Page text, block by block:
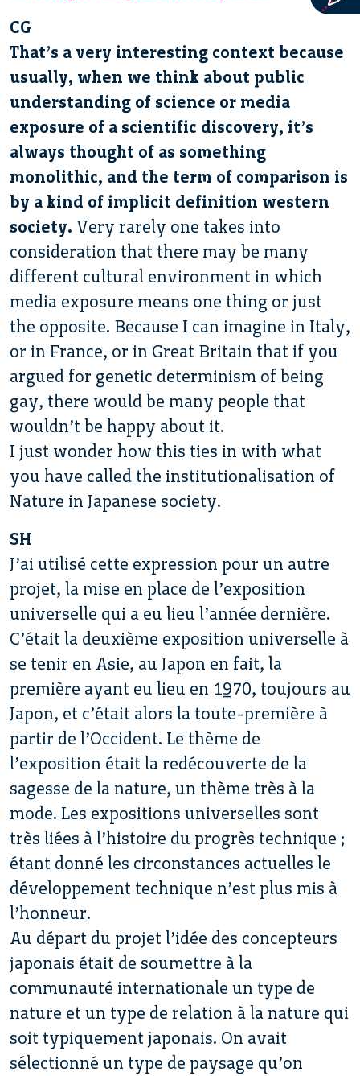
CG
That’s a very interesting context because
usually, when we think about public
understanding of science or media
exposure of a scientific discovery, it’s
always thought of as something
monolithic, and the term of comparison is
by a kind of implicit definition western
society. Very rarely one takes into
consideration that there may be many
different cultural environment in which
media exposure means one thing or just
the opposite. Because I can imagine in Italy,
or in France, or in Great Britain that if you
argued for genetic determinism of being
gay, there would be many people that
wouldn’t be happy about it.
I just wonder how this ties in with what
you have called the institutionalisation of
Nature in Japanese society.
SH
J’ai utilisé cette expression pour un autre
projet, la mise en place de l’exposition
universelle qui a eu lieu l’année dernière.
C’était la deuxième exposition universelle à
se tenir en Asie, au Japon en fait, la
première ayant eu lieu en 1970, toujours au
Japon, et c’était alors la toute-première à
partir de l’Occident. Le thème de
l’exposition était la redécouverte de la
sagesse de la nature, un thème très à la
mode. Les expositions universelles sont
très liées à l’histoire du progrès technique ;
étant donné les circonstances actuelles le
développement technique n’est plus mis à
l’honneur.
Au départ du projet l’idée des concepteurs
japonais était de soumettre à la
communauté internationale un type de
nature et un type de relation à la nature qui
soit typiquement japonais. On avait
sélectionné un type de paysage qu’on